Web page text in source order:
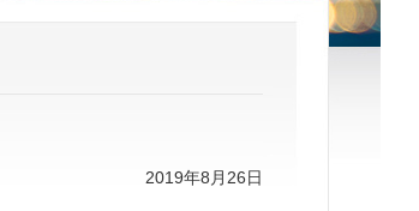
2019年8月26日